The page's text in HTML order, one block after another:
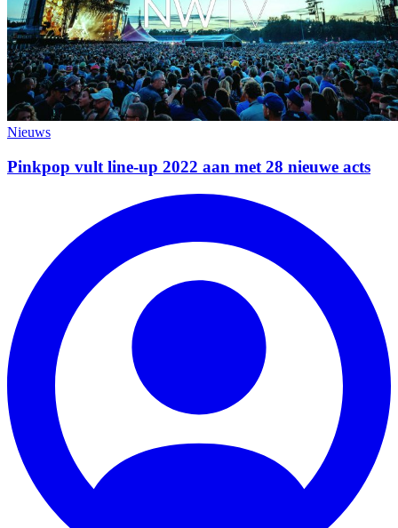
Nieuws
Pinkpop vult line-up 2022 aan met 28 nieuwe acts